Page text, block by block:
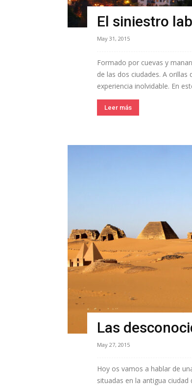
El siniestro
May 31, 2015
Formado por cuevas y
de las dos ciudades. A
experiencia inolvidable. En
Leer más
Las
May 27, 2015
Hoy os vamos a hablar de
situadas en la antigua